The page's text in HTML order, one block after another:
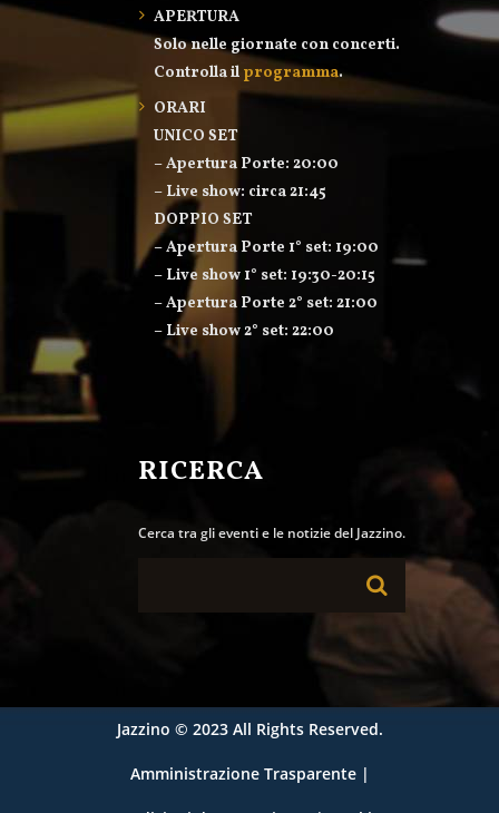
APERTURA
Solo nelle giornate con concerti.
Controlla il programma.
ORARI
UNICO SET
– Apertura Porte: 20:00
– Live show: circa 21:45
DOPPIO SET
– Apertura Porte 1° set: 19:00
– Live show 1° set: 19:30-20:15
– Apertura Porte 2° set: 21:00
– Live show 2° set: 22:00
RICERCA
Cerca tra gli eventi e le notizie del Jazzino.
Jazzino © 2023 All Rights Reserved.
Amministrazione Trasparente|